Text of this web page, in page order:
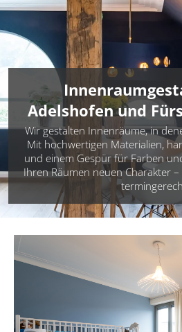
Adelshofen und
Wir gestalten Innenräume, in
Mit hochwertigen Materialien,
und einem Gespür für Farben
Ihren Räumen neuen Charakter